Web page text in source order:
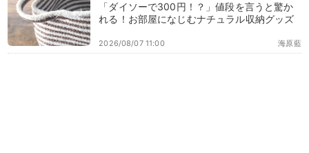
「ダイソーで300円！？」値段を言うと驚か
れる！お部屋になじむナチュラル収納グッズ
海原藍
2026/08/07 11:00